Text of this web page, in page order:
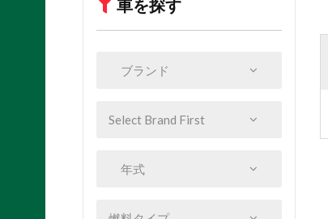
車を探す